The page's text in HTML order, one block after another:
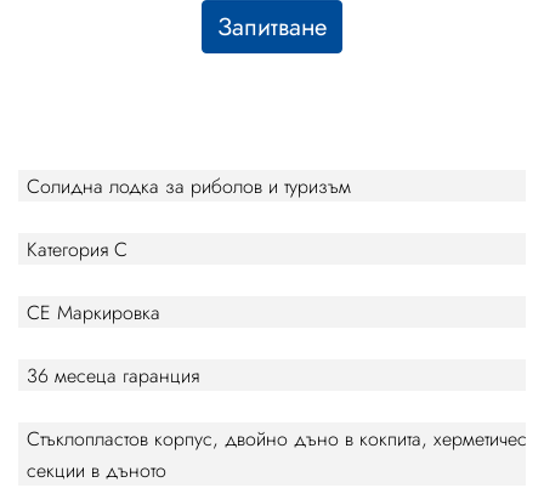
Запитване
Солидна лодка за риболов и туризъм
Категория С
CE Маркировка
36 месеца гаранция
Стъклопластов корпус, двойно дъно в кокпита,
секции в дъното